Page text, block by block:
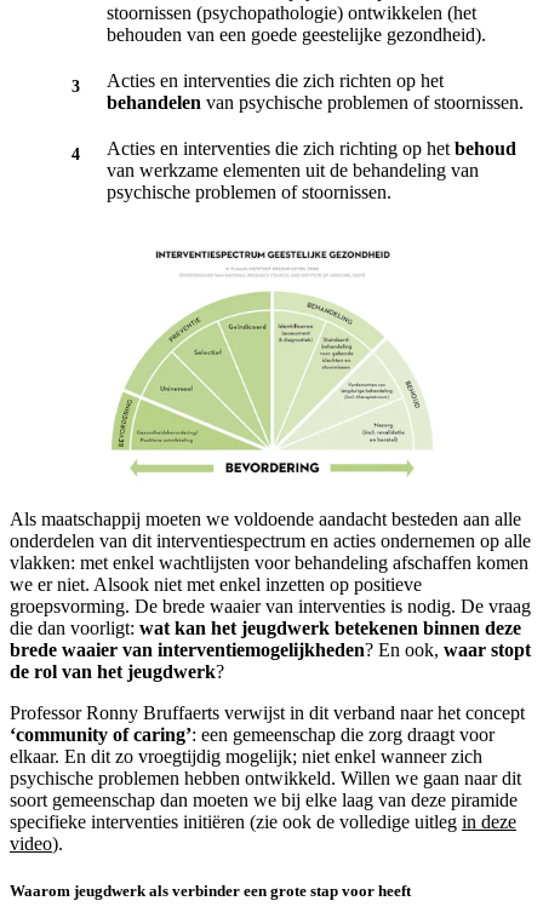
stoornissen (psychopathologie) ontwikkelen (het
behouden van een goede geestelijke gezondheid).
Acties en interventies die zich richten op het
behandelen van psychische problemen of stoornissen.
Acties en interventies die zich richting op het behoud
van werkzame elementen uit de behandeling van
psychische problemen of stoornissen.
Als maatschappij moeten we voldoende aandacht besteden aan alle
onderdelen van dit interventiespectrum en acties ondernemen op alle
vlakken: met enkel wachtlijsten voor behandeling afschaffen komen
we er niet. Alsook niet met enkel inzetten op positieve
groepsvorming. De brede waaier van interventies is nodig. De vraag
die dan voorligt: wat kan het jeugdwerk betekenen binnen deze
brede waaier van interventiemogelijkheden? En ook, waar stopt
de rol van het jeugdwerk?
Professor Ronny Bruffaerts verwijst in dit verband naar het concept
‘community of caring’: een gemeenschap die zorg draagt voor
elkaar. En dit zo vroegtijdig mogelijk; niet enkel wanneer zich
psychische problemen hebben ontwikkeld. Willen we gaan naar dit
soort gemeenschap dan moeten we bij elke laag van deze piramide
specifieke interventies initiëren (zie ook de volledige uitleg in deze
video).
Waarom jeugdwerk als verbinder een grote stap voor heeft